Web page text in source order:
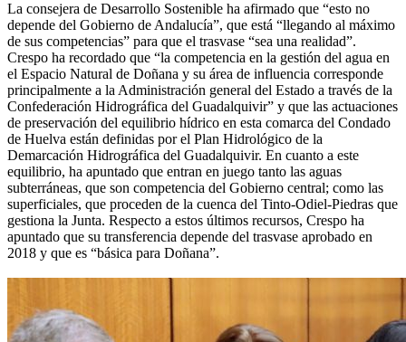
La consejera de Desarrollo Sostenible ha afirmado que “esto no
depende del Gobierno de Andalucía”, que está “llegando al máximo
de sus competencias” para que el trasvase “sea una realidad”.
Crespo ha recordado que “la competencia en la gestión del agua en
el Espacio Natural de Doñana y su área de influencia corresponde
principalmente a la Administración general del Estado a través de la
Confederación Hidrográfica del Guadalquivir” y que las actuaciones
de preservación del equilibrio hídrico en esta comarca del Condado
de Huelva están definidas por el Plan Hidrológico de la
Demarcación Hidrográfica del Guadalquivir. En cuanto a este
equilibrio, ha apuntado que entran en juego tanto las aguas
subterráneas, que son competencia del Gobierno central; como las
superficiales, que proceden de la cuenca del Tinto-Odiel-Piedras que
gestiona la Junta. Respecto a estos últimos recursos, Crespo ha
apuntado que su transferencia depende del trasvase aprobado en
2018 y que es “básica para Doñana”.